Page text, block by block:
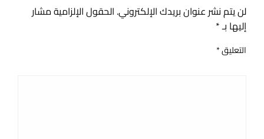
لن يتم نشر عنوان بريدك الإلكتروني. الحقول الإلزامية مشار
إليها بـ*
التعليق*